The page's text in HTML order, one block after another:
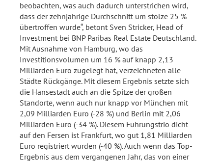
beobachten, was auch dadurch unterstrichen wird,
dass der zehnjährige Durchschnitt um stolze 25 %
übertroffen wurde“, betont Sven Stricker, Head of
Investment bei BNP Paribas Real Estate Deutschland.
Mit Ausnahme von Hamburg, wo das
Investitionsvolumen um 16 % auf knapp 2,13
Milliarden Euro zugelegt hat, verzeichneten alle
Städte Rückgänge. Mit diesem Ergebnis setzte sich
die Hansestadt auch an die Spitze der großen
Standorte, wenn auch nur knapp vor München mit
2,09 Milliarden Euro (-28 %) und Berlin mit 2,06
Milliarden Euro (-34 %). Diesem Führungstrio dicht
auf den Fersen ist Frankfurt, wo gut 1,81 Milliarden
Euro registriert wurden (-40 %). Auch wenn das Top-
Ergebnis aus dem vergangenen Jahr, das von einer